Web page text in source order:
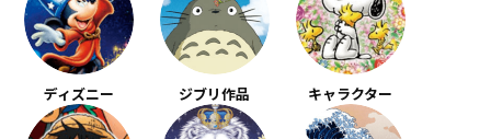
ディズニー ジブリ作品 キャラクター